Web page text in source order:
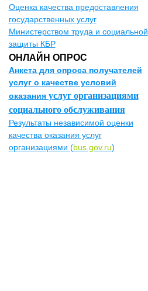
Оценка качества предоставления
государственных услуг
Министерством труда и социальной
защиты КБР
ОНЛАЙН ОПРОС
Анкета для опроса получателей
услуг о качестве условий
оказания услуг организациями
социального обслуживания
Результаты независимой оценки
качества оказания услуг
организациями (bus.gov.ru)